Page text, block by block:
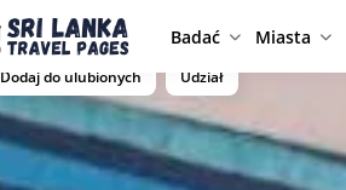
Badać Miasta
Dodaj do ulubionych
Udział